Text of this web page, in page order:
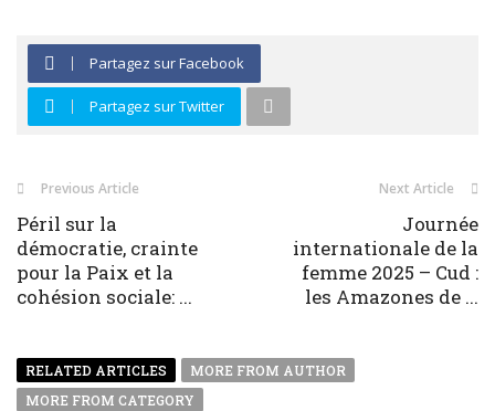
Partagez sur Facebook
Partagez sur Twitter
Previous Article
Péril sur la
démocratie, crainte
pour la Paix et la
cohésion sociale: ...
Next Article
Journée
internationale de la
femme 2025 – Cud :
les Amazones de ...
RELATED ARTICLES
MORE FROM AUTHOR
MORE FROM CATEGORY